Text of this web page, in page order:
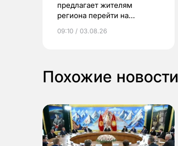
предлагает жителям
региона перейти на
выиграть призы
09:10 / 03.08.26
Похожие новости